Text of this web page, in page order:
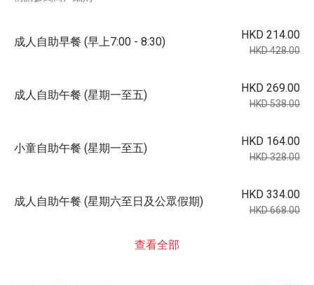
成人自助早餐 (早上7:00 - 8:30)
HKD 214.00
HKD 428.00
成人自助午餐 (星期一至五)
HKD 269.00
HKD 538.00
小童自助午餐 (星期一至五)
HKD 164.00
HKD 328.00
成人自助午餐 (星期六至日及公眾假期)
HKD 334.00
HKD 668.00
查看全部